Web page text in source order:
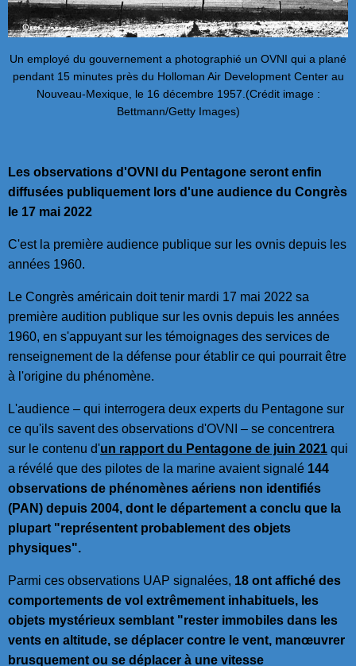
Un employé du gouvernement a photographié un OVNI qui a plané
pendant 15 minutes près du Holloman Air Development Center au
Nouveau-Mexique, le 16 décembre 1957.(Crédit image :
Bettmann/Getty Images)
Les observations d'OVNI du Pentagone seront enfin
diffusées publiquement lors d'une audience du Congrès
le 17 mai 2022
C'est la première audience publique sur les ovnis depuis les
années 1960.
Le Congrès américain doit tenir mardi 17 mai 2022 sa
première audition publique sur les ovnis depuis les années
1960, en s'appuyant sur les témoignages des services de
renseignement de la défense pour établir ce qui pourrait être
à l'origine du phénomène.
L'audience – qui interrogera deux experts du Pentagone sur
ce qu'ils savent des observations d'OVNI – se concentrera
sur le contenu d'un rapport du Pentagone de juin 2021 qui
a révélé que des pilotes de la marine avaient signalé 144
observations de phénomènes aériens non identifiés
(PAN) depuis 2004, dont le département a conclu que la
plupart "représentent probablement des objets
physiques".
Parmi ces observations UAP signalées, 18 ont affiché des
comportements de vol extrêmement inhabituels, les
objets mystérieux semblant "rester immobiles dans les
vents en altitude, se déplacer contre le vent, manœuvrer
brusquement ou se déplacer à une vitesse